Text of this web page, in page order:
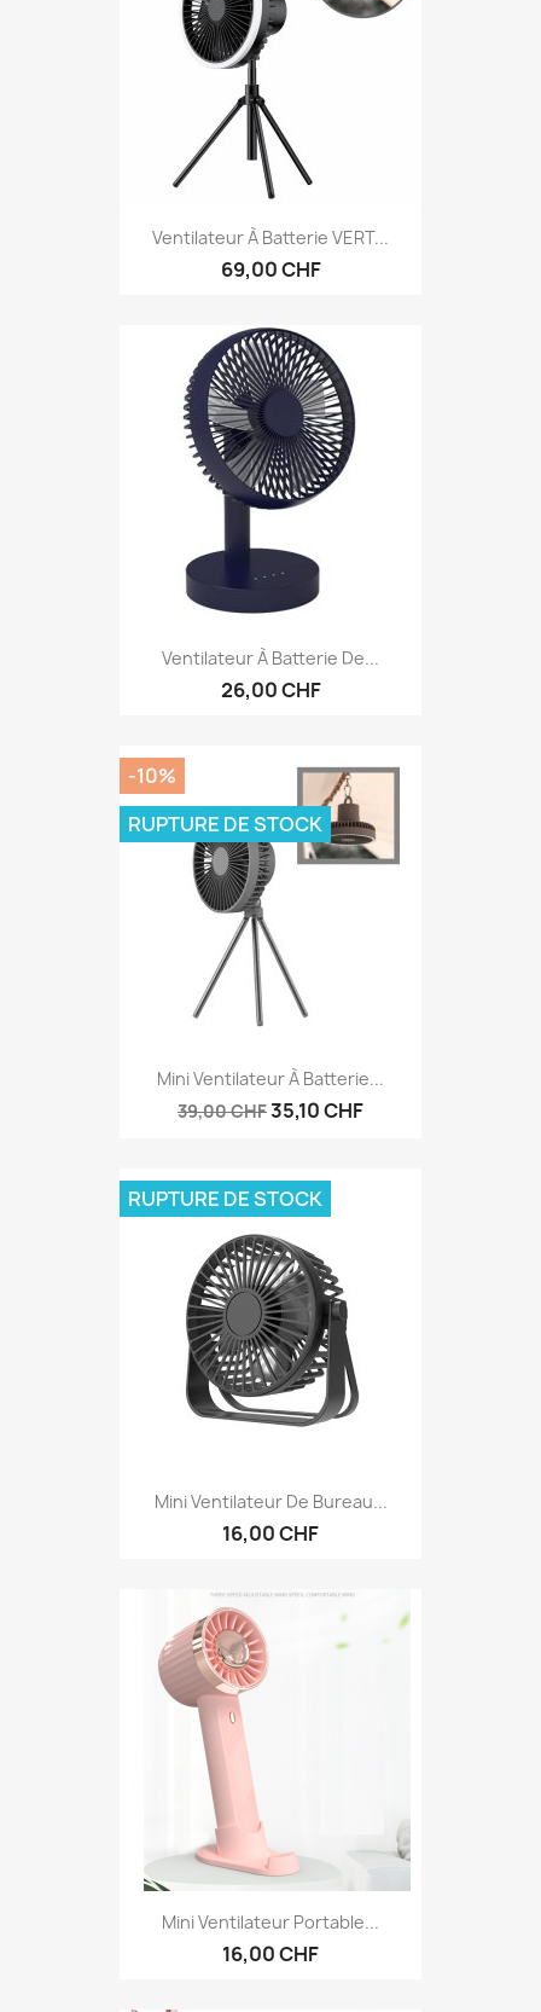
Ventilateur À Batterie VERT...
69,00 CHF
Ventilateur À Batterie De...
26,00 CHF
Mini Ventilateur À Batterie...
39,00 CHF35,10 CHF
-10%
RUPTURE DE STOCK
Mini Ventilateur De Bureau...
16,00 CHF
RUPTURE DE STOCK
Mini Ventilateur Portable...
16,00 CHF